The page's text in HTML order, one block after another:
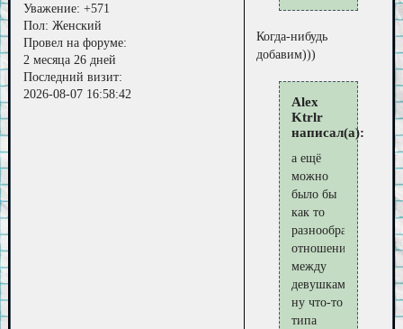
Уважение: +571
Пол: Женский
Провел на форуме:
2 месяца 26 дней
Последний визит:
2026-08-07 16:58:42
Когда-нибудь
добавим)))
Alex
Ktrlr
написал(а):
а ещё
можно
было бы
как то
разнообразить
отношения
между
девушками,
ну что-то
типа